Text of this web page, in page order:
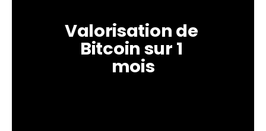
Valorisation de
Bitcoin sur 1
mois